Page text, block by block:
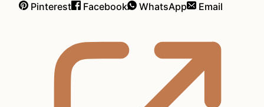
Pinterest Facebook WhatsApp Email